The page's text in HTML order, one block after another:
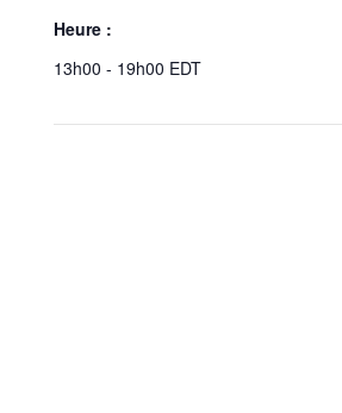
Heure :
13h00 - 19h00 EDT